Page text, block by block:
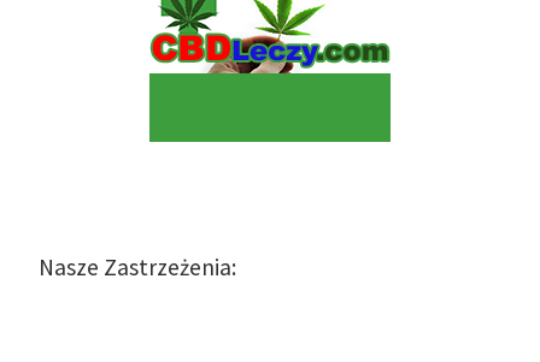
Nasze Zastrzeżenia: